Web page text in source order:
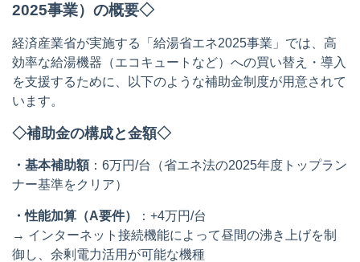
2025事業）の概要◇
経済産業省が実施する「給湯省エネ2025事業」では、高
効率な給湯機器（エコキュートなど）への買い替え・導入
を支援するために、以下のような補助金制度が用意されて
います。
◇補助金の構成と金額◇
・基本補助額：6万円/台（省エネ法の2025年度トップラン
ナー基準をクリア）
・性能加算（A要件）
：+4万円/台
→ インターネット接続機能によって昼間の沸き上げを制
御し、余剰電力活用が可能な機種